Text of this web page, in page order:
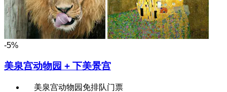
-5%
美泉宫动物园 + 下美景宫
美泉宫动物园免排队门票